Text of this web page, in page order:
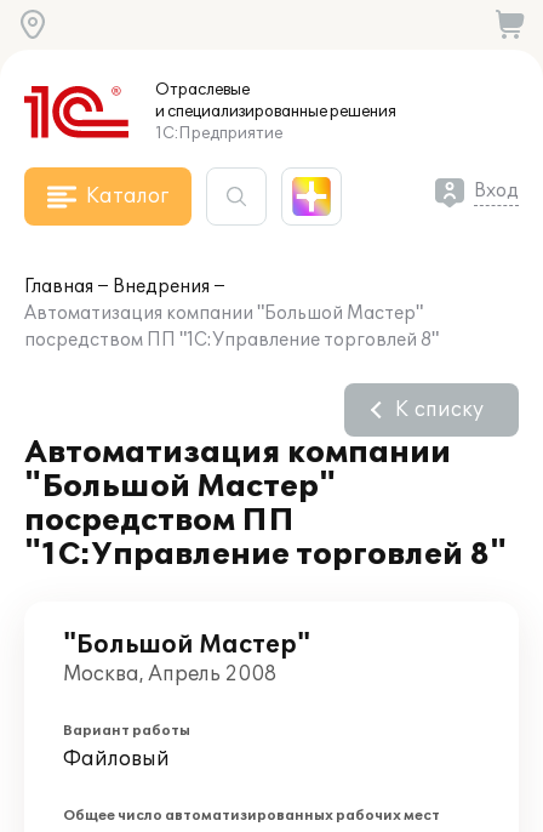
Отраслевые
и специализированныерешения
1С:Предприятие
Каталог Вход
Главная
Внедрения
Автоматизация компании "Большой Мастер"
посредством ПП "1С:Управление торговлей 8"
Автоматизация компании
"Большой Мастер"
посредством ПП
"1С:Управление торговлей 8"
К списку
"Большой Мастер"
Москва, Апрель 2008
Вариант работы
Файловый
Общее число автоматизированных рабочих мест